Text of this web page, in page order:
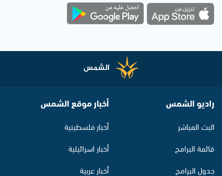
راديو الشمس
البث المباشر
قائمة البرامج
جدول البرامج
أخبار موقع الشمس
أخبار فلسطينية
أخبار اسرائيلية
أخبار عربية